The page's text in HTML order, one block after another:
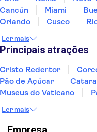
Cancún
Miami
Orlando
Cusco
Fernando de Noronha
Ler mais
Principais atrações
Cristo Redentor
Pão de Açúcar
Museus do Vaticano
Museu do Louvre
Estátua da Liberdade
Ler mais
Empresa